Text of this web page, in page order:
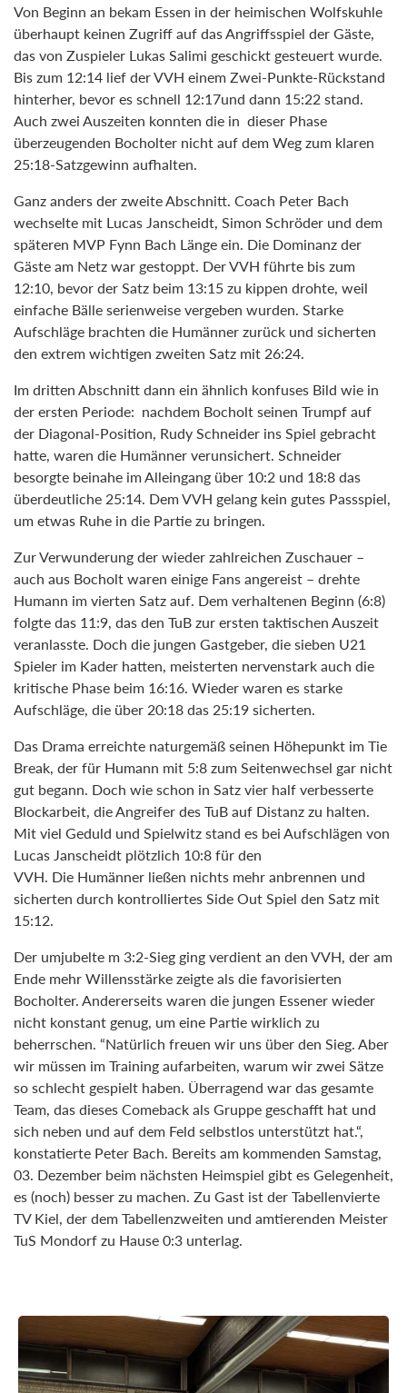
Von Beginn an bekam Essen in der heimischen Wolfskuhle
überhaupt keinen Zugriff auf das Angriffsspiel der Gäste,
das von Zuspieler Lukas Salimi geschickt gesteuert wurde.
Bis zum 12:14 lief der VVH einem Zwei-Punkte-Rückstand
hinterher, bevor es schnell 12:17und dann 15:22 stand.
Auch zwei Auszeiten konnten die in dieser Phase
überzeugenden Bocholter nicht auf dem Weg zum klaren
25:18-Satzgewinn aufhalten.
Ganz anders der zweite Abschnitt. Coach Peter Bach
wechselte mit Lucas Janscheidt, Simon Schröder und dem
späteren MVP Fynn Bach Länge ein. Die Dominanz der
Gäste am Netz war gestoppt. Der VVH führte bis zum
12:10, bevor der Satz beim 13:15 zu kippen drohte, weil
einfache Bälle serienweise vergeben wurden. Starke
Aufschläge brachten die Humänner zurück und sicherten
den extrem wichtigen zweiten Satz mit 26:24.
Im dritten Abschnitt dann ein ähnlich konfuses Bild wie in
der ersten Periode: nachdem Bocholt seinen Trumpf auf
der Diagonal-Position, Rudy Schneider ins Spiel gebracht
hatte, waren die Humänner verunsichert. Schneider
besorgte beinahe im Alleingang über 10:2 und 18:8 das
überdeutliche 25:14. Dem VVH gelang kein gutes Passspiel,
um etwas Ruhe in die Partie zu bringen.
Zur Verwunderung der wieder zahlreichen Zuschauer –
auch aus Bocholt waren einige Fans angereist – drehte
Humann im vierten Satz auf. Dem verhaltenen Beginn (6:8)
folgte das 11:9, das den TuB zur ersten taktischen Auszeit
veranlasste. Doch die jungen Gastgeber, die sieben U21
Spieler im Kader hatten, meisterten nervenstark auch die
kritische Phase beim 16:16. Wieder waren es starke
Aufschläge, die über 20:18 das 25:19 sicherten.
Das Drama erreichte naturgemäß seinen Höhepunkt im Tie
Break, der für Humann mit 5:8 zum Seitenwechsel gar nicht
gut begann. Doch wie schon in Satz vier half verbesserte
Blockarbeit, die Angreifer des TuB auf Distanz zu halten.
Mit viel Geduld und Spielwitz stand es bei Aufschlägen von
Lucas Janscheidt plötzlich 10:8 für den
VVH. Die Humänner ließen nichts mehr anbrennen und
sicherten durch kontrolliertes Side Out Spiel den Satz mit
15:12.
Der umjubelte m 3:2-Sieg ging verdient an den VVH, der am
Ende mehr Willensstärke zeigte als die favorisierten
Bocholter. Andererseits waren die jungen Essener wieder
nicht konstant genug, um eine Partie wirklich zu
beherrschen. “Natürlich freuen wir uns über den Sieg. Aber
wir müssen im Training aufarbeiten, warum wir zwei Sätze
so schlecht gespielt haben. Überragend war das gesamte
Team, das dieses Comeback als Gruppe geschafft hat und
sich neben und auf dem Feld selbstlos unterstützt hat.“,
konstatierte Peter Bach. Bereits am kommenden Samstag,
03. Dezember beim nächsten Heimspiel gibt es Gelegenheit,
es (noch) besser zu machen. Zu Gast ist der Tabellenvierte
TV Kiel, der dem Tabellenzweiten und amtierenden Meister
TuS Mondorf zu Hause 0:3 unterlag.